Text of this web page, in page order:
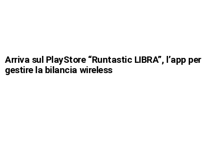
Arriva sul PlayStore “Runtastic LIBRA”, l’app per
gestire la bilancia wireless